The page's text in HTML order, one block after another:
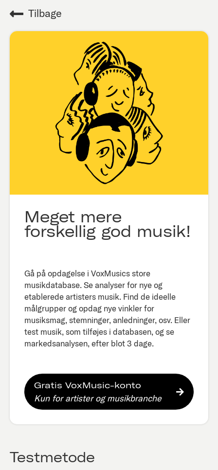
Tilbage
Meget mere
forskellig god musik!
Gå på opdagelse i VoxMusics store
musikdatabase. Se analyser for nye og
etablerede artisters musik. Find de ideelle
målgrupper og opdag nye vinkler for
musiksmag, stemninger, anledninger, osv. Eller
test musik, som tilføjes i databasen, og se
markedsanalysen, efter blot 3 dage.​
Gratis VoxMusic-konto
Kun for artister og musikbranche
Testmetode